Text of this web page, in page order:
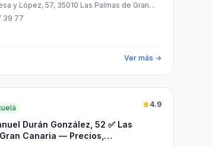
y López, 57, 35010 Las Palmas de Gran
Palmas, España
39 77
Ver más →
Durán González, 52 ✅ Las
Canaria — Precios,
4.9